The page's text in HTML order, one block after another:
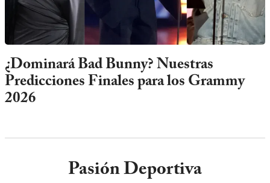
¿Dominará Bad Bunny? Nuestras
Predicciones Finales para los Grammy
2026
Pasión Deportiva